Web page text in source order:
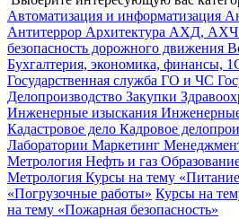
Автоматизация и информатизация
Антитеррор Архитектура АХД, АХЧ
безопасность дорожного движения
Бухгалтерия, экономика, финансы,
Государственная служба ГО и ЧС
Делопроизводство Закупки
Инженерные изыскания
Кадастровое дело Кадровое
Лаборатории Маркетинг
Метрология Нефть и газ
Метрология Курсы на тему
«Погрузочные работы» Курсы на
на тему «Пожарная безопасность»